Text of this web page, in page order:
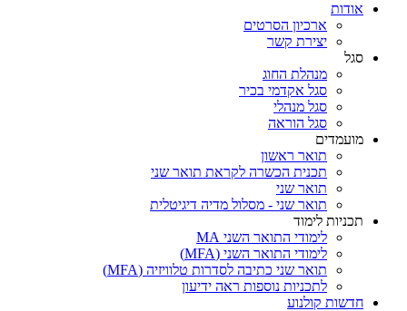
אודות
ארכיון הסרטים
יצירת קשר
סגל
מנהלת החוג
סגל אקדמי בכיר
סגל מנהלי
סגל הוראה
מועמדים
תואר ראשון
תכנית הכשרה לקראת תואר שני
תואר שני
תואר שני - מסלול מדיה דיגיטלית
תכניות לימוד
לימודי התואר השני MA
לימודי התואר השני (MFA)
תואר שני כתיבה לסדרות טלוויזיה (MFA)
לתכניות נוספות ראה ידיעון
חדשות קולנוע